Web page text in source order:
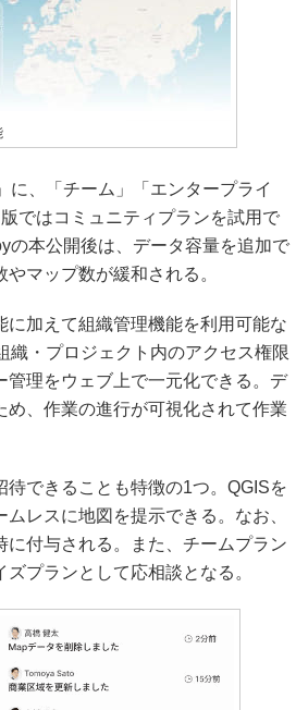
、「チーム」「エンタープライ
ではコミュニティプランを試用で
の本公開後は、データ容量を追加で
マップ数が緩和される。
加えて組織管理機能を利用可能な
織・プロジェクト内のアクセス権限
管理をウェブ上で一元化できる。デ
、作業の進行が可視化されて作業
できることも特徴の1つ。QGISを
レスに地図を提示できる。なお、
付与される。また、チームプラン
プランとして応相談となる。